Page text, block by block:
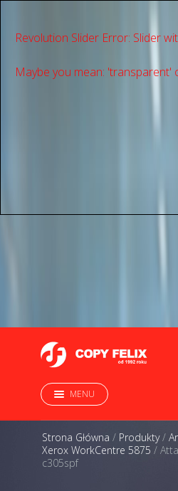
Revolution Slider Error: Slider
Maybe you mean:
MENU
Strona Główna / Produkty/
Xerox WorkCentre 5875 /
c305spf